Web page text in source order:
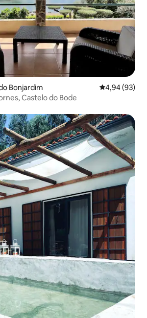
Bonjardim 4,94 av 5 i
4,94 (93)
Castelo do Bode